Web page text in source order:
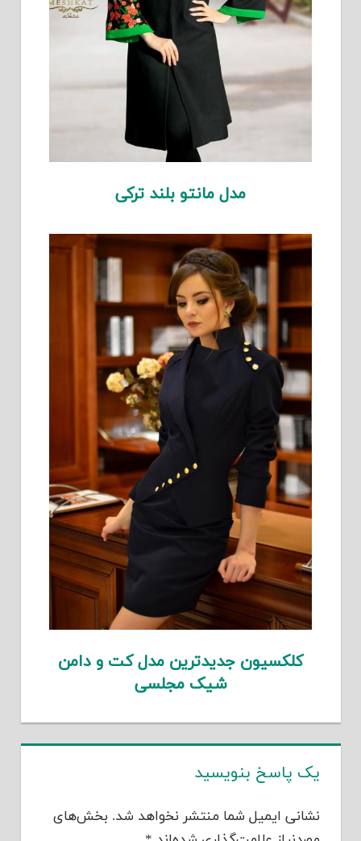
مدل مانتو بلند ترکی
کلکسیون جدیدترین مدل کت و دامن
شیک مجلسی
یک پاسخ بنویسید
نشانی ایمیل شما منتشر نخواهد شد. بخش‌های